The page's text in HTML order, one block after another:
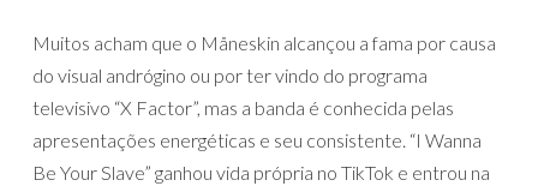
Muitos acham que o Måneskin alcançou a fama por causa
do visual andrógino ou por ter vindo do programa
televisivo “X Factor”, mas a banda é conhecida pelas
apresentações energéticas e seu consistente. “I Wanna
Be Your Slave” ganhou vida própria no TikTok e entrou na